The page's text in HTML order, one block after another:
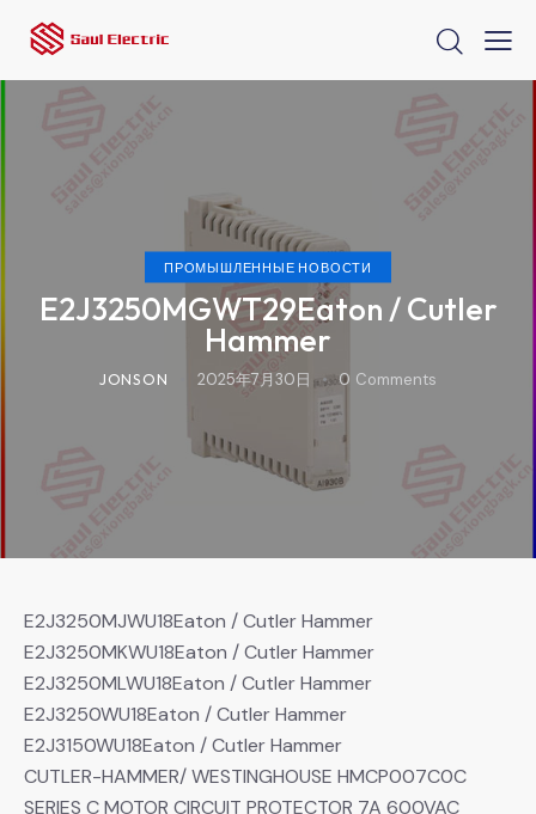
ПРОМЫШЛЕННЫЕ НОВОСТИ
E2J3250MGWT29Eaton / Cutler
Hammer
JONSON 2025年7月30日 0 Comments
E2J3250MJWU18Eaton / Cutler Hammer
E2J3250MKWU18Eaton / Cutler Hammer
E2J3250MLWU18Eaton / Cutler Hammer
E2J3250WU18Eaton / Cutler Hammer
E2J3150WU18Eaton / Cutler Hammer
CUTLER-HAMMER/ WESTINGHOUSE HMCP007C0C
SERIES C MOTOR CIRCUIT PROTECTOR 7A 600VAC